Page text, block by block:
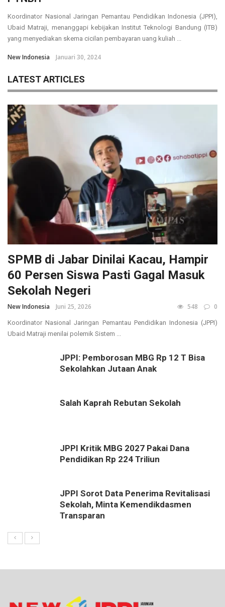
Koordinator Nasional Jaringan Pemantau Pendidikan Indonesia (JPPI),
Ubaid Matraji, menanggapi kebijakan Institut Teknologi Bandung (ITB)
yang menyediakan skema cicilan pembayaran uang kuliah ...
New Indonesia Januari 30, 2024
LATEST ARTICLES
SPMB di Jabar Dinilai Kacau, Hampir
60 Persen Siswa Pasti Gagal Masuk
Sekolah Negeri
New Indonesia Juni 25, 2026 548 0
Koordinator Nasional Jaringan Pemantau Pendidikan Indonesia (JPPI)
Ubaid Matraji menilai polemik Sistem ...
JPPI: Pemborosan MBG Rp 12 T Bisa
Sekolahkan Jutaan Anak
Salah Kaprah Rebutan Sekolah
JPPI Kritik MBG 2027 Pakai Dana
Pendidikan Rp 224 Triliun
JPPI Sorot Data Penerima Revitalisasi
Sekolah, Minta Kemendikdasmen
Transparan